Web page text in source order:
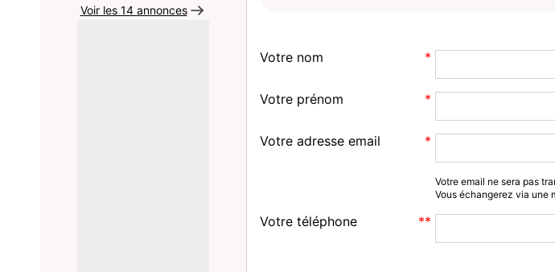
Voir les 14 annonces
Votre nom
Votre prénom
Votre adresse email
Votre email ne sera pas
Vous échangerez via une
Votre téléphone